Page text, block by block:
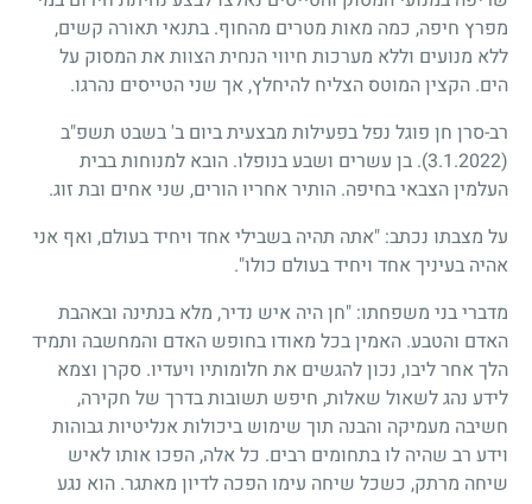
מפרץ חיפה, כמה מאות מטרים מהחוף. בתנאי תאורה קשים,
ללא מנועים וללא מערכות חיווי הנחית הצוות את המסוק על
הים. הקצין המוטס הצליח להיחלץ, אך שני הטייסים נהרגו.
רב-סרן חן פוגל נפל בפעילות מבצעית ביום ב' בשבט תשפ"ב
(3.1.2022)
. בן עשרים ושבע בנופלו. הובא למנוחות בבית
העלמין הצבאי בחיפה. הותיר אחריו הורים, שני אחים ובת זוג.
על מצבתו נכתב: "אתה תהיה בשבילי אחד ויחיד בעולם, ואף אני
אהיה בעיניך אחד ויחיד בעולם כולו".
מדברי בני משפחתו: "חן היה איש נדיר, מלא בנתינה ובאהבת
האדם והטבע. האמין בכל מאודו בחופש האדם והמחשבה ותמיד
הלך אחר ליבו, נכון להגשים את חלומותיו ויעדיו. סקרן וצמא
לידע נהג לשאול שאלות, חיפש תשובות בדרך של חקירה,
חשיבה מעמיקה והבנה תוך שימוש ביכולות אנליטיות גבוהות
וידע רב שהיה לו בתחומים רבים. כל אלה, הפכו אותו לאיש
שיחה מרתק, כשכל שיחה עימו הפכה לדיון מאתגר. הוא נגע